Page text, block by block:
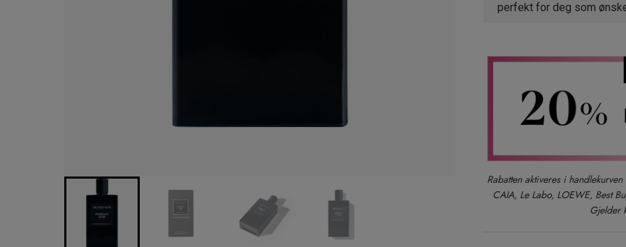
perfekt for deg som
Rabatten aktiveres i
CAIA, Le Labo, LOEWE, Best
Gjelder